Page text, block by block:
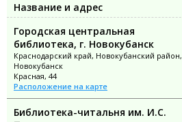
Название и адрес
Городская центральная
библиотека, г. Новокубанск
Краснодарский край, Новокубанский район,
Новокубанск
Красная, 44
Расположение на карте
Библиотека-читальня им. И.С.